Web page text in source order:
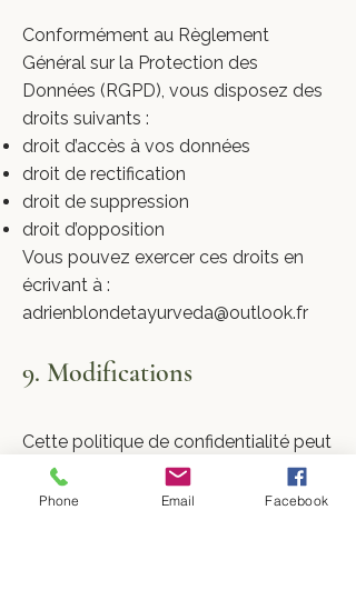
Conformément au Règlement
Général sur la Protection des
Données (RGPD), vous disposez des
droits suivants :
droit d’accès à vos données
droit de rectification
droit de suppression
droit d’opposition
Vous pouvez exercer ces droits en
écrivant à :
adrienblondetayurveda@outlook.fr
9. Modifications
Cette politique de confidentialité peut
être mise à jour afin de rester
conforme aux évolutions légales ou
Phone Email Facebook